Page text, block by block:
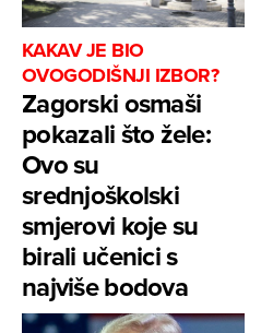
KAKAV JE BIO
OVOGODIŠNJI IZBOR?
Zagorski osmaši
pokazali što žele:
Ovo su
srednjoškolski
smjerovi koje su
birali učenici s
najviše bodova